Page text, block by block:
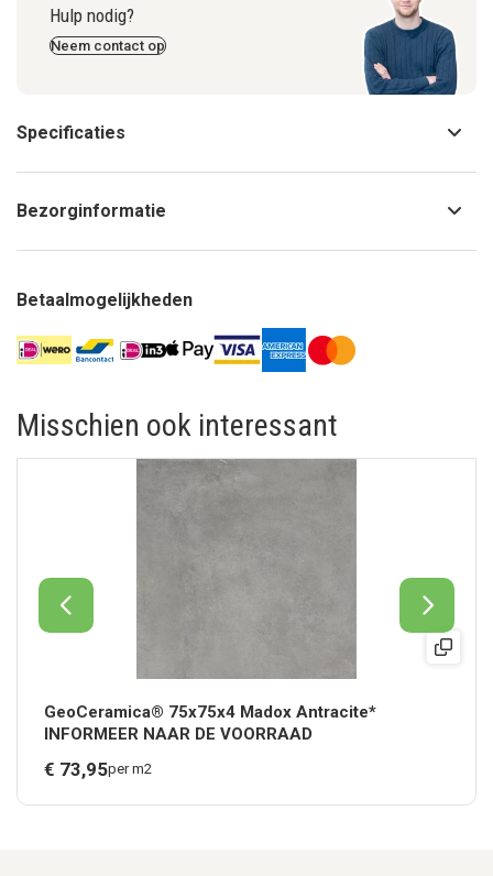
Hulp nodig?
Neem contact op
Specificaties
Bezorginformatie
Betaalmogelijkheden
Misschien ook interessant
GeoCeramica® 75x75x4 Madox Antracite*
INFORMEER NAAR DE VOORRAAD
€ 73,95per m2